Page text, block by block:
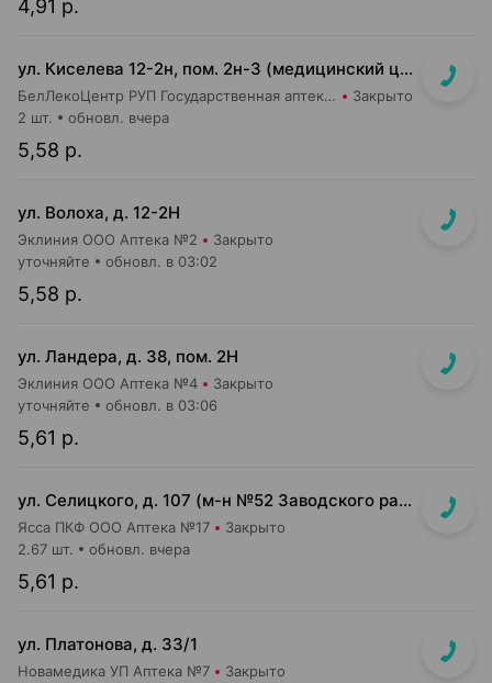
4,91 р.
ул. Киселева 12-2н, пом. 2н-3 (медицинский центр "Горизонт", 3 этаж)
БелЛекоЦентр РУП Государственная аптека №52 Закрыто
5,58 р.
2 шт. обновл. вчера
ул. Волоха, д. 12-2Н
Эклиния ООО Аптека №2 Закрыто
5,58 р.
уточняйте обновл. в 03:02
ул. Ландера, д. 38, пом. 2Н
Эклиния ООО Аптека №4 Закрыто
5,61 р.
уточняйте обновл. в 03:06
ул. Селицкого, д. 107 (м-н №52 Заводского райпищеторга)
Ясса ПКФ ООО Аптека №17 Закрыто
5,61 р.
2.67 шт. обновл. вчера
ул. Платонова, д. 33/1
Новамедика УП Аптека №7 Закрыто